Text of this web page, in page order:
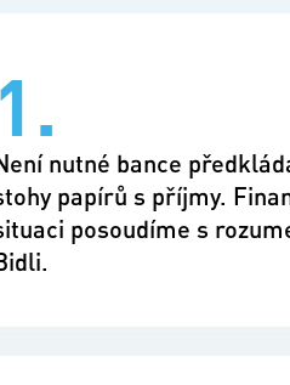
1.
nutné bance
papírů s příjmy.
posoudíme s